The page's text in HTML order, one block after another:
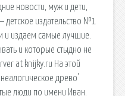
новости, муж и дети,
издательство №1
и издаем самые лучшие.
и которые стыдно не
at knijky.ru На этой
древо'
люди по имени Иван.